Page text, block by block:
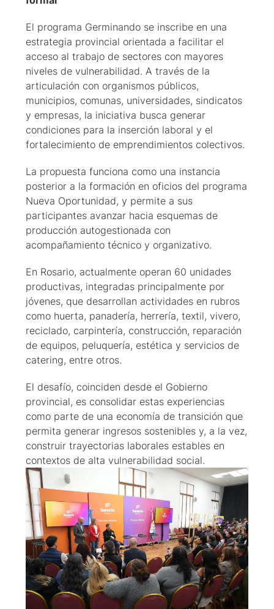
El programa Germinando se inscribe en una
estrategia provincial orientada a facilitar el
acceso al trabajo de sectores con mayores
niveles de vulnerabilidad. A través de la
articulación con organismos públicos,
municipios, comunas, universidades, sindicatos
y empresas, la iniciativa busca generar
condiciones para la inserción laboral y el
fortalecimiento de emprendimientos colectivos.
La propuesta funciona como una instancia
posterior a la formación en oficios del programa
Nueva Oportunidad, y permite a sus
participantes avanzar hacia esquemas de
producción autogestionada con
acompañamiento técnico y organizativo.
En Rosario, actualmente operan 60 unidades
productivas, integradas principalmente por
jóvenes, que desarrollan actividades en rubros
como huerta, panadería, herrería, textil, vivero,
reciclado, carpintería, construcción, reparación
de equipos, peluquería, estética y servicios de
catering, entre otros.
El desafío, coinciden desde el Gobierno
provincial, es consolidar estas experiencias
como parte de una economía de transición que
permita generar ingresos sostenibles y, a la vez,
construir trayectorias laborales estables en
contextos de alta vulnerabilidad social.